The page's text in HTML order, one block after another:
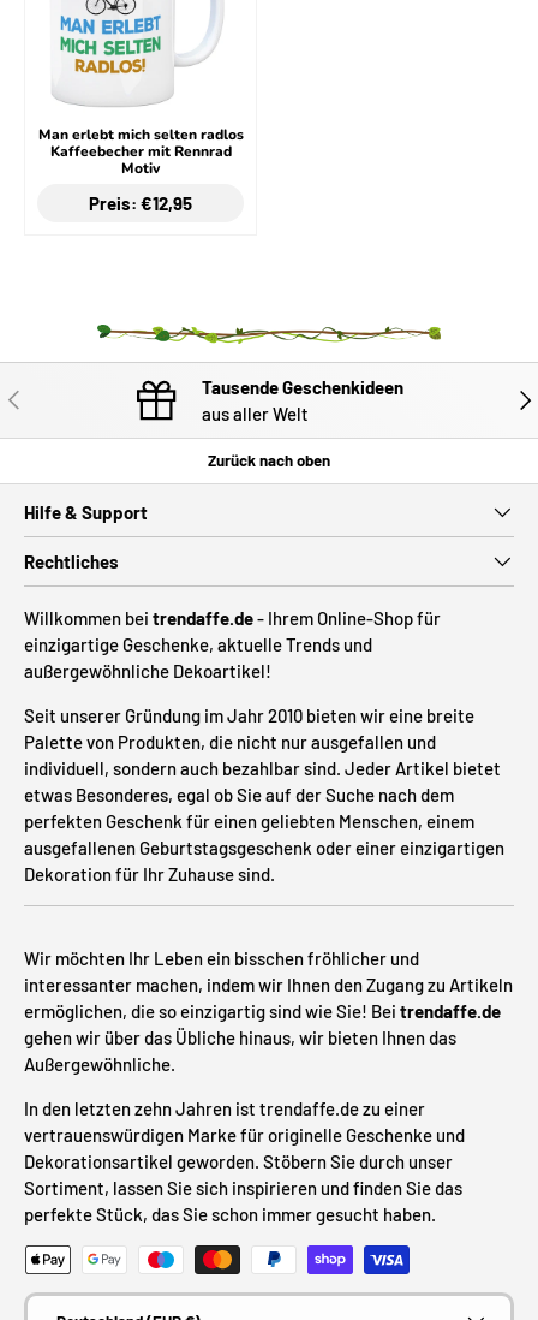
Man erlebt mich selten radlos
Kaffeebecher mit Rennrad
Motiv
Preis: €12,95
VORHERIGE
Tausende Geschenkideen
aus aller Welt
Zurück nach oben
Hilfe & Support
Rechtliches
Willkommen bei trendaffe.de- Ihrem Online-Shop für
einzigartige Geschenke, aktuelle Trends und
außergewöhnliche Dekoartikel!
Seit unserer Gründung im Jahr 2010 bieten wir eine breite
Palette von Produkten, die nicht nur ausgefallen und
individuell, sondern auch bezahlbar sind. Jeder Artikel bietet
etwas Besonderes, egal ob Sie auf der Suche nach dem
perfekten Geschenk für einen geliebten Menschen, einem
ausgefallenen Geburtstagsgeschenk oder einer einzigartigen
Dekoration für Ihr Zuhause sind.
Wir möchten Ihr Leben ein bisschen fröhlicher und
interessanter machen, indem wir Ihnen den Zugang zu Artikeln
ermöglichen, die so einzigartig sind wie Sie! Bei trendaffe.de
gehen wir über das Übliche hinaus, wir bieten Ihnen das
Außergewöhnliche.
In den letzten zehn Jahren ist trendaffe.de zu einer
vertrauenswürdigen Marke für originelle Geschenke und
Dekorationsartikel geworden. Stöbern Sie durch unser
Sortiment, lassen Sie sich inspirieren und finden Sie das
perfekte Stück, das Sie schon immer gesucht haben.
Zahlungsmethoden
Land/Region